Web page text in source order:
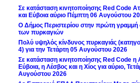
Σε κατάσταση κινητοποίησης Red Code
και Εύβοια αύριο Πέμπτη 06 Αυγούστου
Ο Δήμος Περιστερίου στην πρώτη
των πυρκαγιών
Πολύ υψηλός κίνδυνος πυρκαγιάς
4) για την Τετάρτη 05 Αυγούστου 2026
Σε κατάσταση κινητοποίησης Red Code η
Εύβοια, η Λέσβος και η Χίος για αύριο,
Αυγούστου 2026